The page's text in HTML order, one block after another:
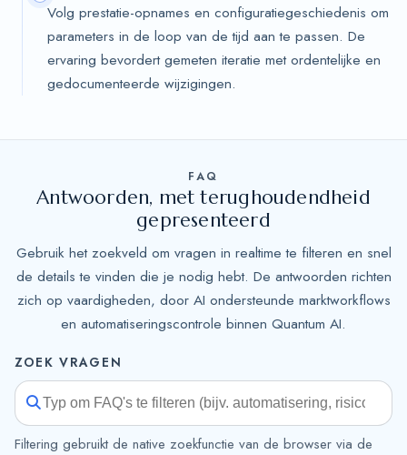
Volg prestatie-opnames en configuratiegeschiedenis om
parameters in de loop van de tijd aan te passen. De
ervaring bevordert gemeten iteratie met ordentelijke en
gedocumenteerde wijzigingen.
FAQ
Antwoorden, met terughoudendheid
gepresenteerd
Gebruik het zoekveld om vragen in realtime te filteren en snel
de details te vinden die je nodig hebt. De antwoorden richten
zich op vaardigheden, door AI ondersteunde marktworkflows
en automatiseringscontrole binnen Quantum AI.
ZOEK VRAGEN
Filtering gebruikt de native zoekfunctie van de browser via de